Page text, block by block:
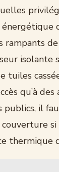
rampants
isolante
tuiles
qu’à
publics, il
thermique